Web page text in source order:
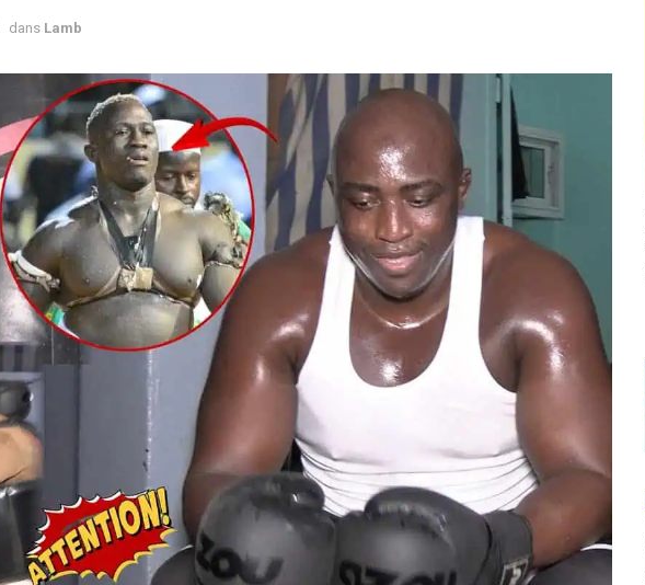
dans Lamb